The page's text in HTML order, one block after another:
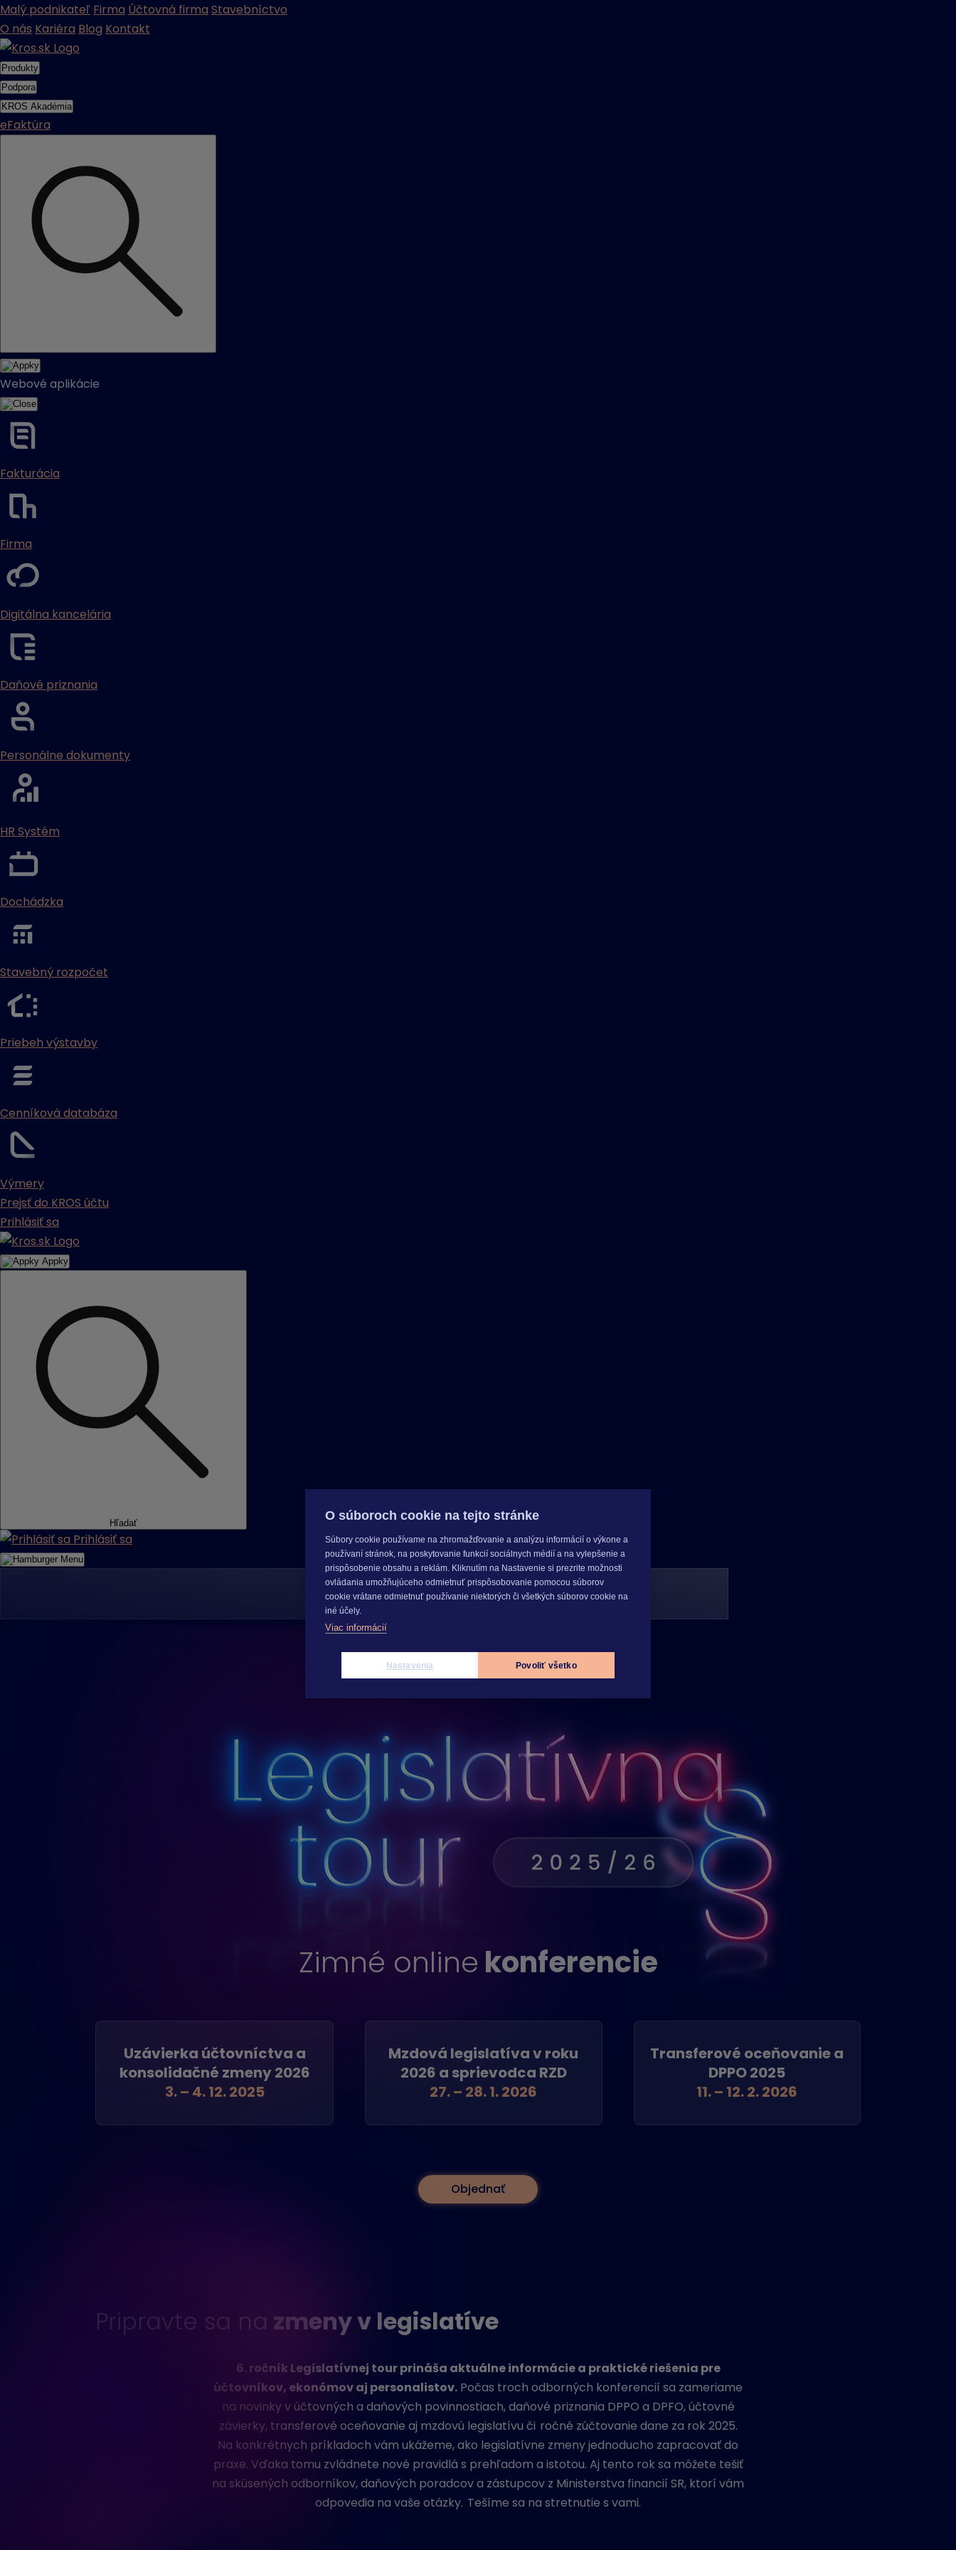
Malý podnikateľ Firma Účtovná firma Stavebníctvo
O nás Kariéra Blog Kontakt
Produkty
Podpora
KROS Akadémia
eFaktúra
Webové aplikácie
Fakturácia
Firma
Digitálna kancelária
Daňové priznania
Personálne dokumenty
HR Systém
Dochádzka
Stavebný rozpočet
Priebeh výstavby
Cenníková databáza
Výmery
Prejsť do KROS účtu
Prihlásiť sa
Appky
Hľadať
Prihlásiť sa
Menu
Zimné online konferencie
Uzávierka účtovníctva a
konsolidačné zmeny 2026
3. – 4. 12. 2025
Mzdová legislatíva v roku
2026 a sprievodca RZD
27. – 28. 1. 2026
Transferové oceňovanie a
DPPO 2025
11. – 12. 2. 2026
Objednať
Pripravte sa na zmeny v legislatíve
6. ročník Legislatívnej tour prináša aktuálne informácie a praktické riešenia pre
účtovníkov, ekonómov aj personalistov. Počas troch odborných konferencií sa zameriame
na novinky v účtovných a daňových povinnostiach, daňové priznania DPPO a DPFO, účtovné
závierky, transferové oceňovanie aj mzdovú legislatívu či ročné zúčtovanie dane za rok 2025.
Na konkrétnych príkladoch vám ukážeme, ako legislatívne zmeny jednoducho zapracovať do
praxe. Vďaka tomu zvládnete nové pravidlá s prehľadom a istotou. Aj tento rok sa môžete tešiť
na skúsených odborníkov, daňových poradcov a zástupcov z Ministerstva financií SR, ktorí vám
odpovedia na vaše otázky. Tešíme sa na stretnutie s vami.
O súboroch cookie na tejto stránke
Súbory cookie používame na zhromažďovanie a analýzu informácií o výkone a
používaní stránok, na poskytovanie funkcií sociálnych médií a na vylepšenie a
prispôsobenie obsahu a reklám. Kliknutím na Nastavenie si prezrite možnosti
ovládania umožňujúceho odmietnuť prispôsobovanie pomocou súborov
cookie vrátane odmietnuť používanie niektorých či všetkých súborov cookie na
iné účely.
Viac informácií
Nastavenia Povoliť všetko